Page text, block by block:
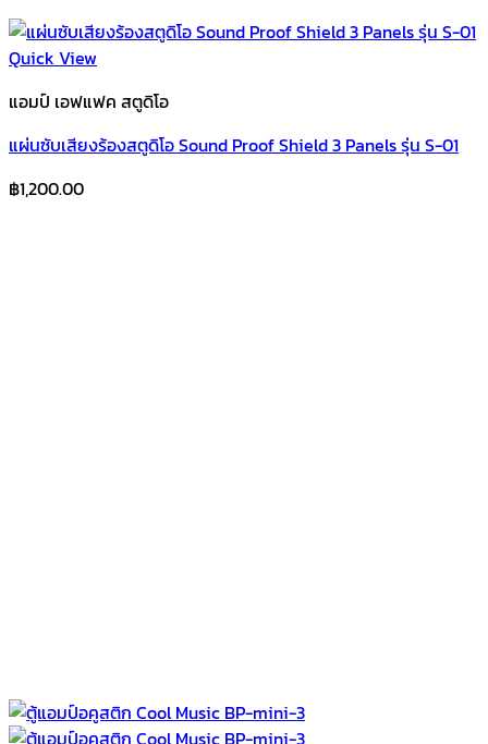
Quick View
แอมป์ เอฟแฟค สตูดิโอ
แผ่นซับเสียงร้องสตูดิโอ Sound Proof Shield 3 Panels รุ่น S-01
฿1,200.00